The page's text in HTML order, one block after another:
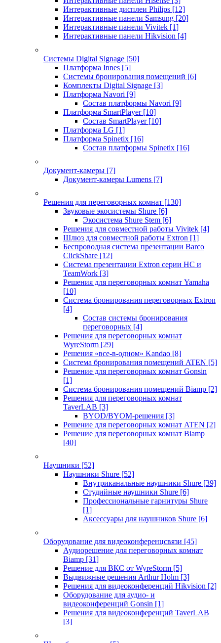
Интерактивные дисплеи Philips [12]
Интерактивные панели Samsung [20]
Интерактивные панели Vivitek [1]
Интерактивные панели Hikvision [4]
Системы Digital Signage [50]
Платформа Innes [5]
Системы бронирования помещений [6]
Комплекты Digital Signage [3]
Платформа Navori [9]
Состав платформы Navori [9]
Платформа SmartPlayer [10]
Состав SmartPlayer [10]
Платформа LG [1]
Платформа Spinetix [16]
Состав платформы Spinetix [16]
Документ-камеры [7]
Документ-камеры Lumens [7]
Решения для переговорных комнат [130]
Звуковые экосистемы Shure [6]
Экосистема Shure Stem [6]
Решения для совместной работы Vivitek [4]
Шлюз для совместной работы Extron [1]
Беспроводная система презентации Barco
ClickShare [12]
Система презентации Extron серии HC и
TeamWork [3]
Решения для переговорных комнат Yamaha
[10]
Система бронирования переговорных Extron
[4]
Состав системы бронирования
переговорных [4]
Решения для переговорных комнат
WyreStorm [29]
Решения «все-в-одном» Kandao [8]
Система бронирования помещений ATEN [5]
Решение для переговорных комнат Gonsin
[1]
Система бронирования помещений Biamp [2]
Решения для переговорных комнат
TaverLAB [3]
BYOD/BYOM-решения [3]
Решение для переговорных комнат ATEN [2]
Решение для переговорных комнат Biamp
[40]
Наушники [52]
Наушники Shure [52]
Внутриканальные наушники Shure [39]
Студийные наушники Shure [6]
Профессиональные гарнитуры Shure
[1]
Аксессуары для наушников Shure [6]
Оборудование для видеоконференцсвязи [45]
Аудиорешение для переговорных комнат
Biamp [31]
Решение для ВКС от WyreStorm [5]
Выдвижные решения Arthur Holm [3]
Решения для видеоконференций Hikvision [2]
Оборудование для аудио- и
видеоконференций Gonsin [1]
Решения для видеоконференций TaverLAB
[3]